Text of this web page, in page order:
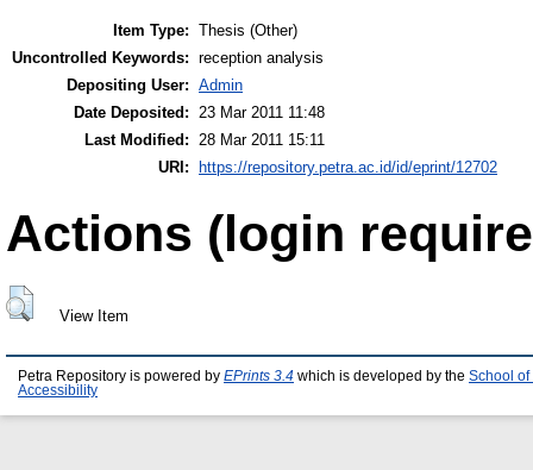
Item Type: Thesis (Other)
Uncontrolled Keywords: reception analysis
Depositing User: Admin
Date Deposited:
23 Mar 2011 11:48
Last Modified:
28 Mar 2011 15:11
URI: https://repository.petra.ac.id/id/eprint/12702
Actions (login
View Item
Petra Repository is powered by EPrints 3.4 which is developed by the School of
Accessibility